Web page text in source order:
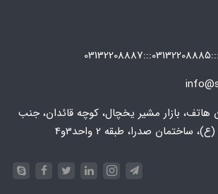
هاتف، بازار مشیر یخچال، کوچه قائدان، جنب
صدرا، طبقه 2 واحد3و4